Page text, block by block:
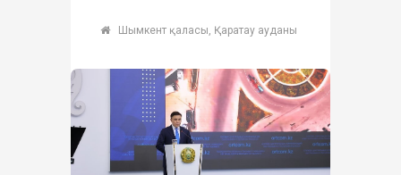
Шымкент қаласы, Қаратау ауданы